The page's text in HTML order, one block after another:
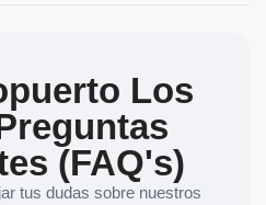
Los
(FAQ's)
tus dudas sobre nuestros